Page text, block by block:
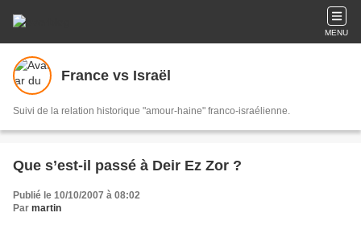
MENU
France vs Israël
Suivi de la relation historique "amour-haine" franco-israélienne.
Que s’est-il passé à Deir Ez Zor ?
Publié le 10/10/2007 à 08:02
Par martin